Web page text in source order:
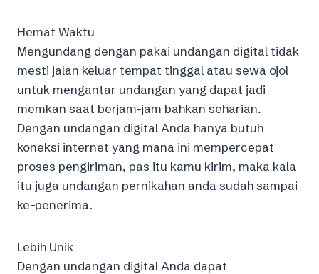
Hemat Waktu
Mengundang dengan pakai undangan digital tidak
mesti jalan keluar tempat tinggal atau sewa ojol
untuk mengantar undangan yang dapat jadi
memkan saat berjam-jam bahkan seharian.
Dengan undangan digital Anda hanya butuh
koneksi internet yang mana ini mempercepat
proses pengiriman, pas itu kamu kirim, maka kala
itu juga undangan pernikahan anda sudah sampai
ke-penerima.
Lebih Unik
Dengan undangan digital Anda dapat